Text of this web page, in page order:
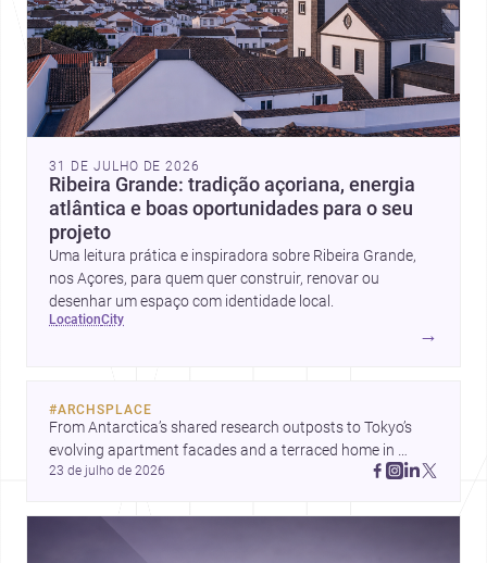
31 DE JULHO DE 2026
Ribeira Grande: tradição açoriana, energia
atlântica e boas oportunidades para o seu
projeto
Uma leitura prática e inspiradora sobre Ribeira Grande,
nos Açores, para quem quer construir, renovar ou
desenhar um espaço com identidade local.
location city
→
#ARCHSPLACE
From Antarctica’s shared research outposts to Tokyo’s
evolving apartment facades and a terraced home in
Amman, these projects show how architecture adapts to
23 de julho de 2026